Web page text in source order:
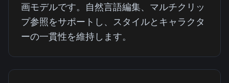
画モデルです。自然言語編集、マルチクリッ
プ参照をサポートし、スタイルとキャラクタ
ーの一貫性を維持します。